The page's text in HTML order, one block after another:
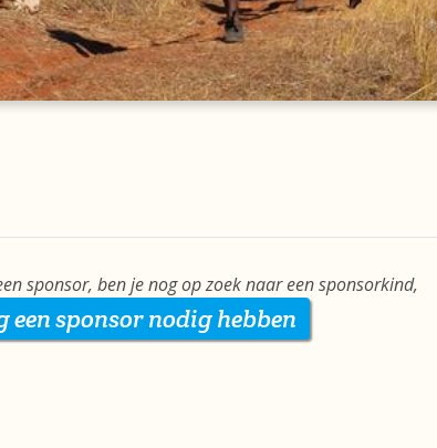
sponsor, ben je nog op zoek naar een sponsorkind,
een sponsor nodig hebben